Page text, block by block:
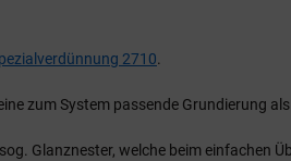
2710.
zum System passende Grundierung
Glanznester, welche beim einfachen